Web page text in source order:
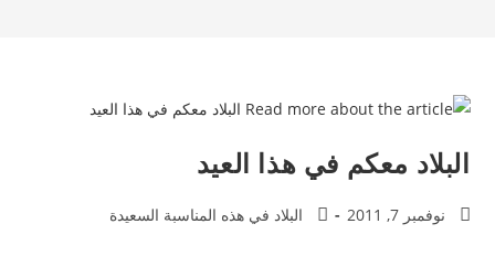
البلاد معكم في هذا العيد
نوفمبر 7, 2011 البلاد في هذه المناسبة السعيدة